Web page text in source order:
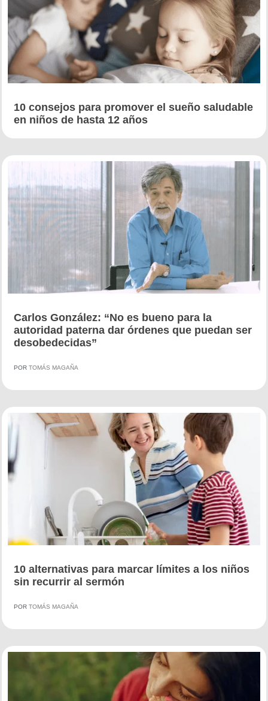
10 consejos para promover el sueño saludable
en niños de hasta 12 años
Carlos González: “No es bueno para la
autoridad paterna dar órdenes que puedan ser
desobedecidas”
POR TOMÁS MAGAÑA
10 alternativas para marcar límites a los niños
sin recurrir al sermón
POR TOMÁS MAGAÑA